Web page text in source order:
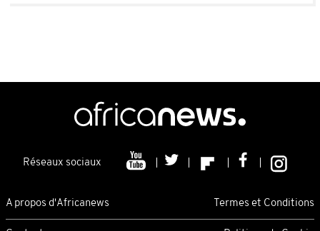
Réseaux sociaux
A propos d'Africanews Termes et Conditions